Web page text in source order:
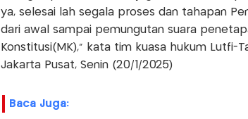
ya, selesai lah segala proses dan tahapan
dari awal sampai pemungutan suara
Konstitusi(MK)," kata tim kuasa hukum Lutfi-
Jakarta Pusat, Senin (20/1/2025)
Baca Juga: